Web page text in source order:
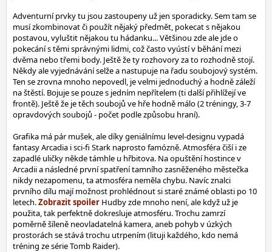
Adventurní prvky tu jsou zastoupeny už jen sporadicky. Sem tam se
musí zkombinovat či použít nějaký předmět, pokecat s nějakou
postavou, vyluštit nějakou tu hádanku... Většinou zde ale jde o
pokecání s těmi správnými lidmi, což často vyústí v běhání mezi
dvěma nebo třemi body. Ještě že ty rozhovory za to rozhodně stojí.
Někdy ale vyjednávání selže a nastupuje na řadu soubojový systém.
Ten se zrovna mnoho nepovedl, je velmi jednoduchý a hodně záleží
na štěstí. Bojuje se pouze s jedním nepřítelem (ti další přihlížejí ve
frontě). Ještě že je těch soubojů ve hře hodně málo (2 tréningy, 3-7
opravdových soubojů - počet podle způsobu hraní).
Grafika má pár mušek, ale díky geniálnímu level-designu vypadá
fantasy Arcadia i sci-fi Stark naprosto famózně. Atmosféra čiší i ze
zapadlé uličky někde támhle u hřbitova. Na opuštění hostince v
Arcadii a následné první spatření tamního zasněženého městečka
nikdy nezapomenu, ta atmosféra neměla chybu. Navíc znalci
prvního dílu mají možnost prohlédnout si staré známé oblasti po 10
letech.
Hudby zde mnoho není, ale když už je
použita, tak perfektně dokresluje atmosféru. Trochu zamrzí
poměrně šíleně neovladatelná kamera, aneb pohyb v úzkých
prostorách se stává trochu utrpením (lituji každého, kdo nemá
tréning ze série Tomb Raider).